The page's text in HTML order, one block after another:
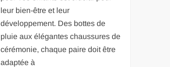
leur bien-être et leur
développement. Des bottes de
pluie aux élégantes chaussures de
cérémonie, chaque paire doit être
adaptée à